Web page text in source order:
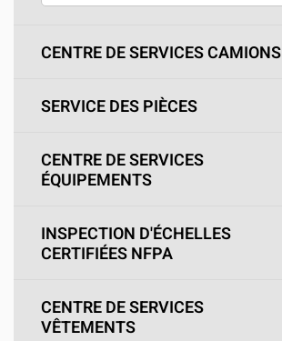
CENTRE DE SERVICES CAMIONS
SERVICE DES PIÈCES
CENTRE DE SERVICES
ÉQUIPEMENTS
INSPECTION D'ÉCHELLES
CERTIFIÉES NFPA
CENTRE DE SERVICES
VÊTEMENTS